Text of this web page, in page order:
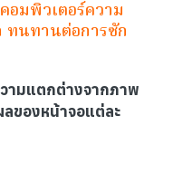
อมพิวเตอร์ความ
ทนทานต่อการซัก
ามแตกต่างจากภาพ
ของหน้าจอแต่ละ